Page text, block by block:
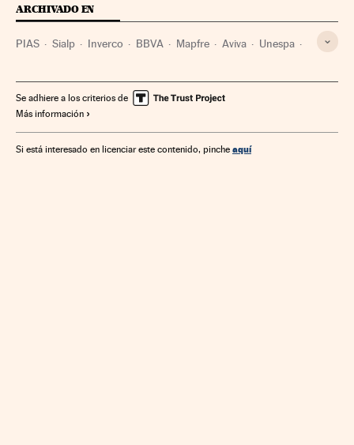
ARCHIVADO EN
PIAS Sialp Inverco BBVA Mapfre Aviva Unespa
VidaCaixa Grupo Aseguradoras Bankia
Seguridad Social Mercados financieros
Se adhiere a los criterios de
Más información
Si está interesado en licenciar este contenido, pinche aquí